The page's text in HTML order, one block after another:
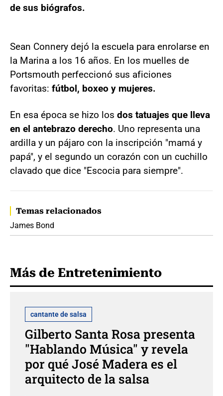
de sus biógrafos.
Sean Connery dejó la escuela para enrolarse en
la Marina a los 16 años. En los muelles de
Portsmouth perfeccionó sus aficiones
favoritas: fútbol, boxeo y mujeres.
En esa época se hizo los dos tatuajes que lleva
en el antebrazo derecho. Uno representa una
ardilla y un pájaro con la inscripción "mamá y
papá", y el segundo un corazón con un cuchillo
clavado que dice "Escocia para siempre".
Temas relacionados
James Bond
Más de Entretenimiento
cantante de salsa
Gilberto Santa Rosa presenta
"Hablando Música" y revela
por qué José Madera es el
arquitecto de la salsa